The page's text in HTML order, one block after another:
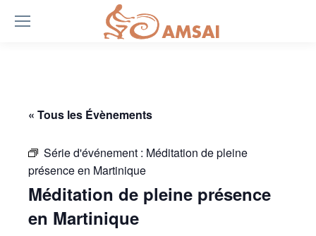
« Tous les Évènements
Série d'événement : Méditation de pleine
présence en Martinique
Méditation de pleine présence
en Martinique